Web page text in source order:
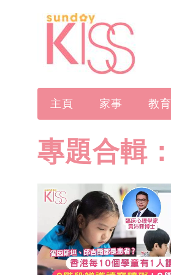
主頁 家事 教育
專題合輯：